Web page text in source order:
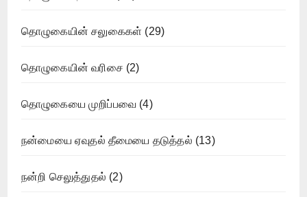
தொழுகையின் சலுகைகள் (29)
தொழுகையின் வரிசை (2)
தொழுகையை முறிப்பவை (4)
நன்மையை ஏவுதல் தீமையை தடுத்தல் (13)
நன்றி செலுத்துதல் (2)